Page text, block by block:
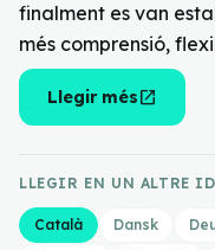
finalment es van
més comprensió,
Llegir mésopen_in_new
LLEGIR EN UN ALTRE
Català Dansk